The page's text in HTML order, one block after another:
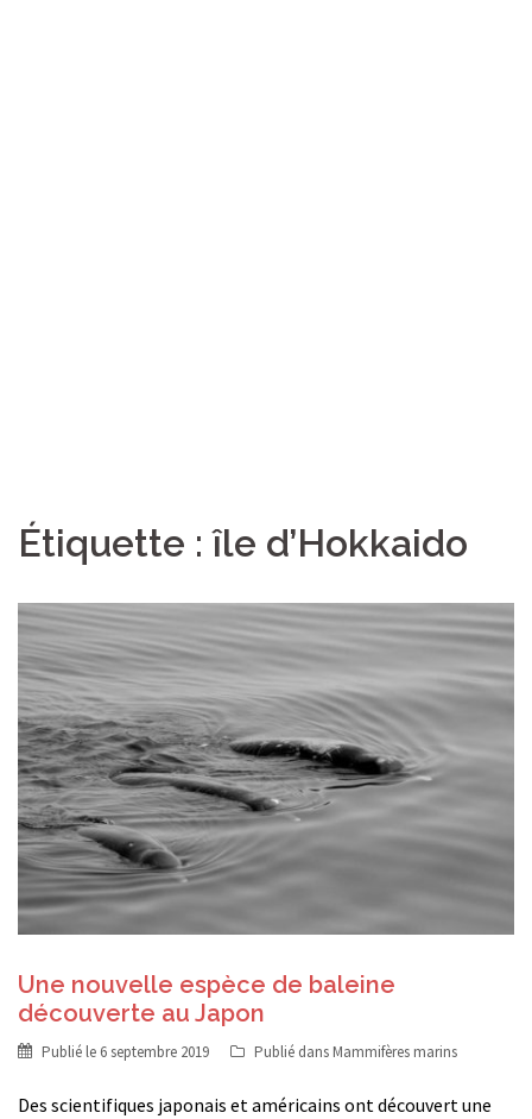
Étiquette :île d’Hokkaido
Une nouvelle espèce de baleine
découverte au Japon
Publié le 6 septembre 2019 Publié dans Mammifères marins
Des scientifiques japonais et américains ont découvert une